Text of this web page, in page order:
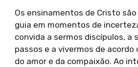
Os ensinamentos de Cristo
guia em momentos de
convida a sermos discípulos, a
passos e a vivermos de acordo
do amor e da compaixão. Ao